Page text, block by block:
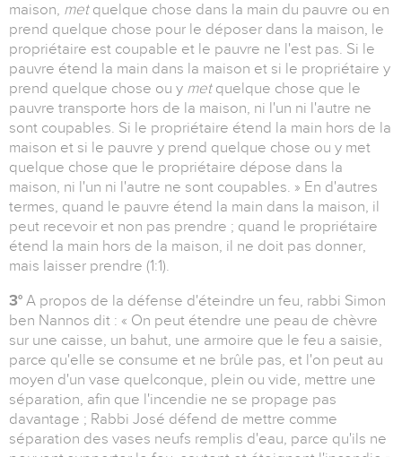
maison, met quelque chose dans la main du pauvre ou en
prend quelque chose pour le déposer dans la maison, le
propriétaire est coupable et le pauvre ne l'est pas. Si le
pauvre étend la main dans la maison et si le propriétaire y
prend quelque chose ou y met quelque chose que le
pauvre transporte hors de la maison, ni l'un ni l'autre ne
sont coupables. Si le propriétaire étend la main hors de la
maison et si le pauvre y prend quelque chose ou y met
quelque chose que le propriétaire dépose dans la
maison, ni l'un ni l'autre ne sont coupables. » En d'autres
termes, quand le pauvre étend la main dans la maison, il
peut recevoir et non pas prendre ; quand le propriétaire
étend la main hors de la maison, il ne doit pas donner,
mais laisser prendre (1:1).
3° A propos de la défense d'éteindre un feu, rabbi Simon
ben Nannos dit : « On peut étendre une peau de chèvre
sur une caisse, un bahut, une armoire que le feu a saisie,
parce qu'elle se consume et ne brûle pas, et l'on peut au
moyen d'un vase quelconque, plein ou vide, mettre une
séparation, afin que l'incendie ne se propage pas
davantage ; Rabbi José défend de mettre comme
séparation des vases neufs remplis d'eau, parce qu'ils ne